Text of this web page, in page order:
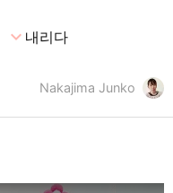
expand_more내리다
Nakajima Junko